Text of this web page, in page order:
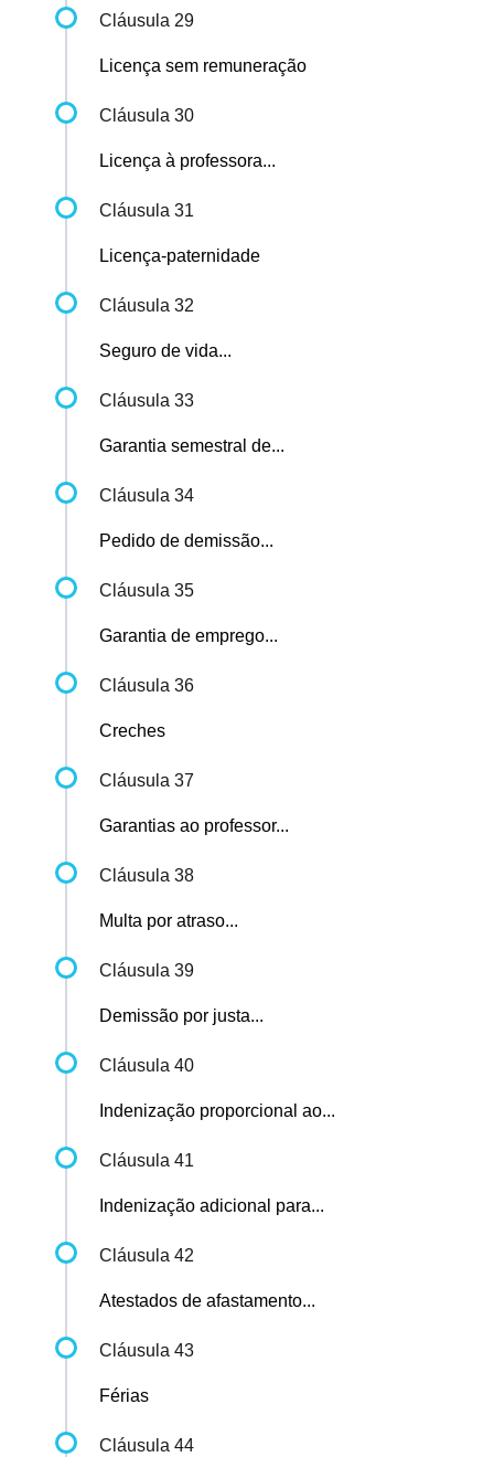
Cláusula 29
Licença sem remuneração
Cláusula 30
Licença à professora...
Cláusula 31
Licença-paternidade
Cláusula 32
Seguro de vida...
Cláusula 33
Garantia semestral de...
Cláusula 34
Pedido de demissão...
Cláusula 35
Garantia de emprego...
Cláusula 36
Creches
Cláusula 37
Garantias ao professor...
Cláusula 38
Multa por atraso...
Cláusula 39
Demissão por justa...
Cláusula 40
Indenização proporcional ao...
Cláusula 41
Indenização adicional para...
Cláusula 42
Atestados de afastamento...
Cláusula 43
Férias
Cláusula 44